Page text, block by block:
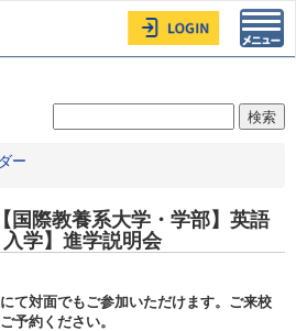
ー
際教養系大学・学部】英語
学】進学説明会
て対面でもご参加いただけます。ご来校
予約ください。